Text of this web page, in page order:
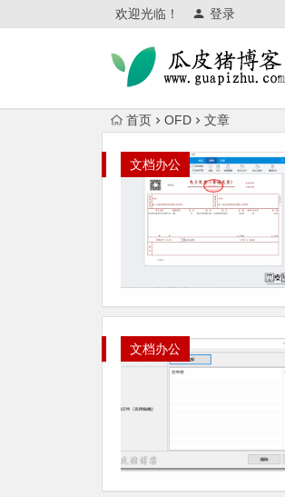
欢迎光临！ 登录
首页 OFD 文章
文档办公
文档办公